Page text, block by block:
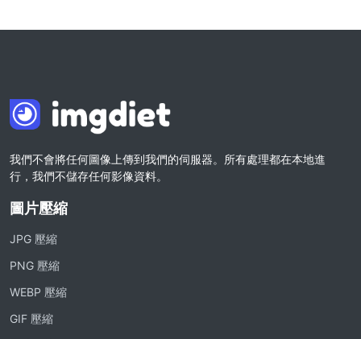
我們不會將任何圖像上傳到我們的伺服器。所有處理都在本地進
行，我們不儲存任何影像資料。
圖片壓縮
JPG 壓縮
PNG 壓縮
WEBP 壓縮
GIF 壓縮